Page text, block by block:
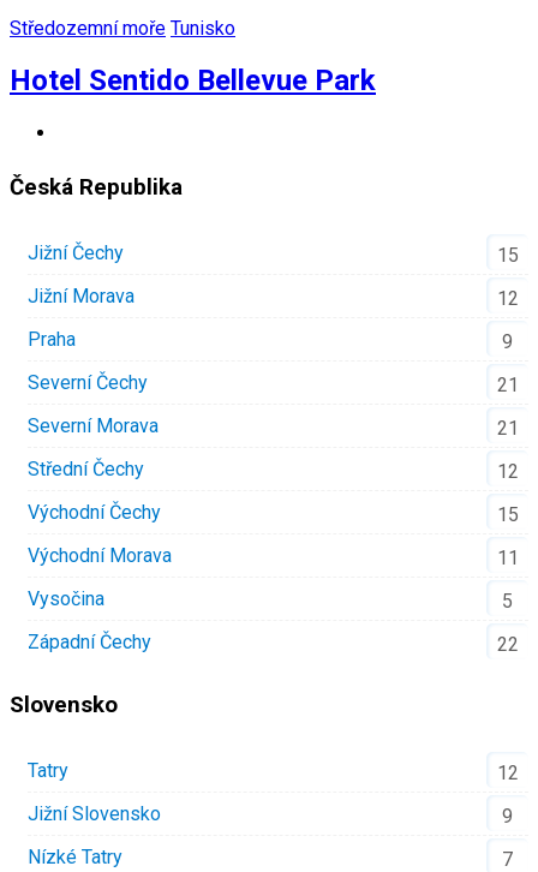
Středozemní moře Tunisko
Hotel Sentido Bellevue Park
Česká Republika
Jižní Čechy
15
Jižní Morava
12
Praha
9
Severní Čechy
21
Severní Morava
21
Střední Čechy
12
Východní Čechy
15
Východní Morava
11
Vysočina
5
Západní Čechy
22
Slovensko
Tatry
12
Jižní Slovensko
9
Nízké Tatry
7